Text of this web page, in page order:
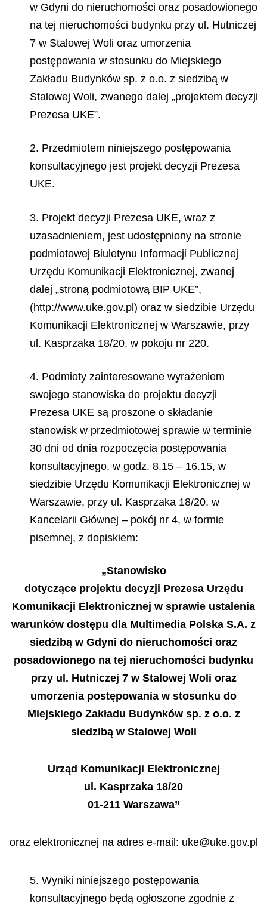
w Gdyni do nieruchomości oraz posadowionego
na tej nieruchomości budynku przy ul. Hutniczej
7 w Stalowej Woli oraz umorzenia
postępowania w stosunku do Miejskiego
Zakładu Budynków sp. z o.o. z siedzibą w
Stalowej Woli, zwanego dalej „projektem decyzji
Prezesa UKE”.
2. Przedmiotem niniejszego postępowania
konsultacyjnego jest projekt decyzji Prezesa
UKE.
3. Projekt decyzji Prezesa UKE, wraz z
uzasadnieniem, jest udostępniony na stronie
podmiotowej Biuletynu Informacji Publicznej
Urzędu Komunikacji Elektronicznej, zwanej
dalej „stroną podmiotową BIP UKE”,
(http://www.uke.gov.pl) oraz w siedzibie Urzędu
Komunikacji Elektronicznej w Warszawie, przy
ul. Kasprzaka 18/20, w pokoju nr 220.
4. Podmioty zainteresowane wyrażeniem
swojego stanowiska do projektu decyzji
Prezesa UKE są proszone o składanie
stanowisk w przedmiotowej sprawie w terminie
30 dni od dnia rozpoczęcia postępowania
konsultacyjnego, w godz. 8.15 – 16.15, w
siedzibie Urzędu Komunikacji Elektronicznej w
Warszawie, przy ul. Kasprzaka 18/20, w
Kancelarii Głównej – pokój nr 4, w formie
pisemnej, z dopiskiem:
„Stanowisko
dotyczące projektu decyzji Prezesa Urzędu
Komunikacji Elektronicznej w sprawie ustalenia
warunków dostępu dla Multimedia Polska S.A. z
siedzibą w Gdyni do nieruchomości oraz
posadowionego na tej nieruchomości budynku
przy ul. Hutniczej 7 w Stalowej Woli oraz
umorzenia postępowania w stosunku do
Miejskiego Zakładu Budynków sp. z o.o. z
siedzibą w Stalowej Woli
Urząd Komunikacji Elektronicznej
ul. Kasprzaka 18/20
01-211 Warszawa”
oraz elektronicznej na adres e-mail: uke@uke.gov.pl
5. Wyniki niniejszego postępowania
konsultacyjnego będą ogłoszone zgodnie z